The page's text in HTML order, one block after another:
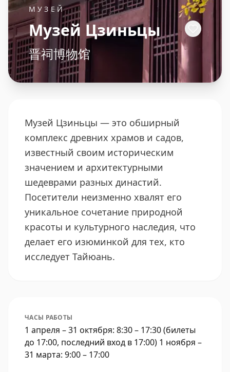
МУЗЕЙ
Музей Цзиньцы
晋祠博物馆
Музей Цзиньцы — это обширный
комплекс древних храмов и садов,
известный своим историческим
значением и архитектурными
шедеврами разных династий.
Посетители неизменно хвалят его
уникальное сочетание природной
красоты и культурного наследия, что
делает его изюминкой для тех, кто
исследует Тайюань.
ЧАСЫ РАБОТЫ
1 апреля – 31 октября: 8:30 – 17:30 (билеты
до 17:00, последний вход в 17:00) 1 ноября –
31 марта: 9:00 – 17:00